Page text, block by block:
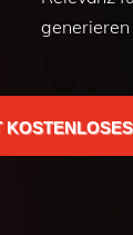
generieren